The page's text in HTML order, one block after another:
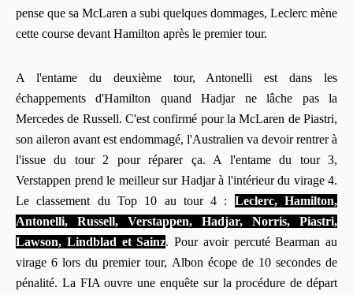
pense que sa McLaren a subi quelques dommages, Leclerc mène
cette course devant Hamilton après le premier tour.
A l'entame du deuxième tour, Antonelli est dans les
échappements d'Hamilton quand Hadjar ne lâche pas la
Mercedes de Russell. C'est confirmé pour la McLaren de Piastri,
son aileron avant est endommagé, l'Australien va devoir rentrer à
l'issue du tour 2 pour réparer ça. A l'entame du tour 3,
Verstappen prend le meilleur sur Hadjar à l'intérieur du virage 4.
Le classement du Top 10 au tour 4 : Leclerc, Hamilton,
Antonelli, Russell, Verstappen, Hadjar, Norris, Piastri,
Lawson, Lindblad et Sainz. Pour avoir percuté Bearman au
virage 6 lors du premier tour, Albon écope de 10 secondes de
pénalité. La FIA ouvre une enquête sur la procédure de départ